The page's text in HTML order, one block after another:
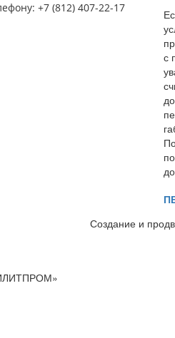
+7 (812) 407-22-17
с
Создание и